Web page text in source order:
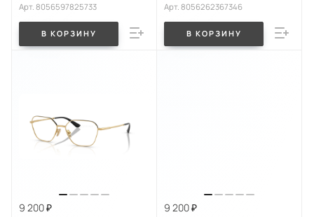
Арт. 8056597825733
В КОРЗИНУ
Арт. 8056262367346
В КОРЗИНУ
9 200 ₽ 9 200 ₽